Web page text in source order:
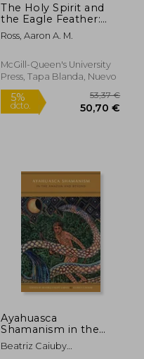
5%
dcto.
The Holy Spirit and
the Eagle Feather:
The Struggle for
Indigenous
Canada Volume 16 (en
Inglés)
Ross, Aaron A. M.
McGill-Queen's University
Press, Tapa Blanda, Nuevo
Ayahuasca
Shamanism in the
Amazon and Beyond
(Oxford Ritual
Beatriz Caiuby